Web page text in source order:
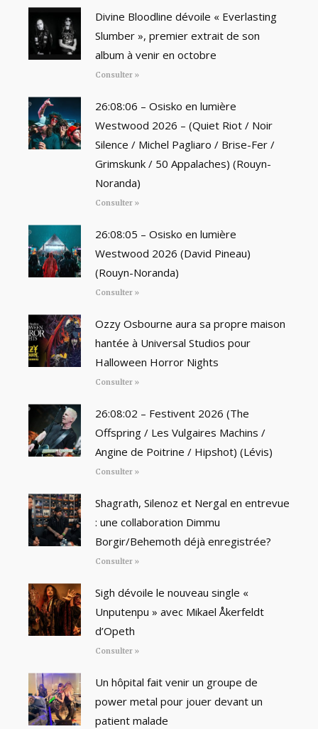
Divine Bloodline dévoile « Everlasting
Slumber », premier extrait de son
album à venir en octobre
Consulter »
26:08:06 – Osisko en lumière
Westwood 2026 – (Quiet Riot / Noir
Silence / Michel Pagliaro / Brise-Fer /
Grimskunk / 50 Appalaches) (Rouyn-
Noranda)
Consulter »
26:08:05 – Osisko en lumière
Westwood 2026 (David Pineau)
(Rouyn-Noranda)
Consulter »
Ozzy Osbourne aura sa propre maison
hantée à Universal Studios pour
Halloween Horror Nights
Consulter »
26:08:02 – Festivent 2026 (The
Offspring / Les Vulgaires Machins /
Angine de Poitrine / Hipshot) (Lévis)
Consulter »
Shagrath, Silenoz et Nergal en entrevue
: une collaboration Dimmu
Borgir/Behemoth déjà enregistrée?
Consulter »
Sigh dévoile le nouveau single «
Unputenpu » avec Mikael Åkerfeldt
d’Opeth
Consulter »
Un hôpital fait venir un groupe de
power metal pour jouer devant un
patient malade